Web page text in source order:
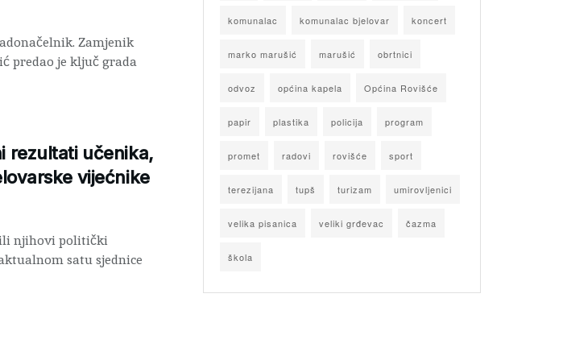
Zamjenik
predao je ključ grada
rezultati učenika,
vijećnike
njihovi politički
satu sjednice
komunalac komunalac bjelovar koncert
marko marušić marušić obrtnici
odvoz općina kapela Općina Rovišće
papir plastika policija program
promet radovi rovišće sport
terezijana tupš turizam umirovljenici
velika pisanica veliki grđevac čazma
škola